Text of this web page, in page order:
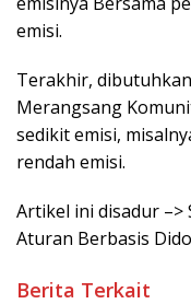
emisi.
Terakhir,
Merangsang
sedikit emisi,
rendah emisi.
Artikel ini disadur –>
Aturan Berbasis
Berita Terkait